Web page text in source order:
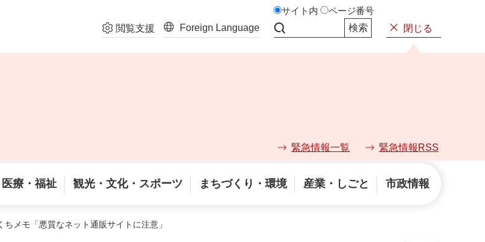
閲覧支援 Foreign Language
サイト内 ページ番号
閉じる
緊急情報一覧 緊急情報RSS
療・福祉 観光・文化・スポーツ まちづくり・環境 産業・しごと 市政情報
ちメモ「悪質なネット通販サイトに注意」